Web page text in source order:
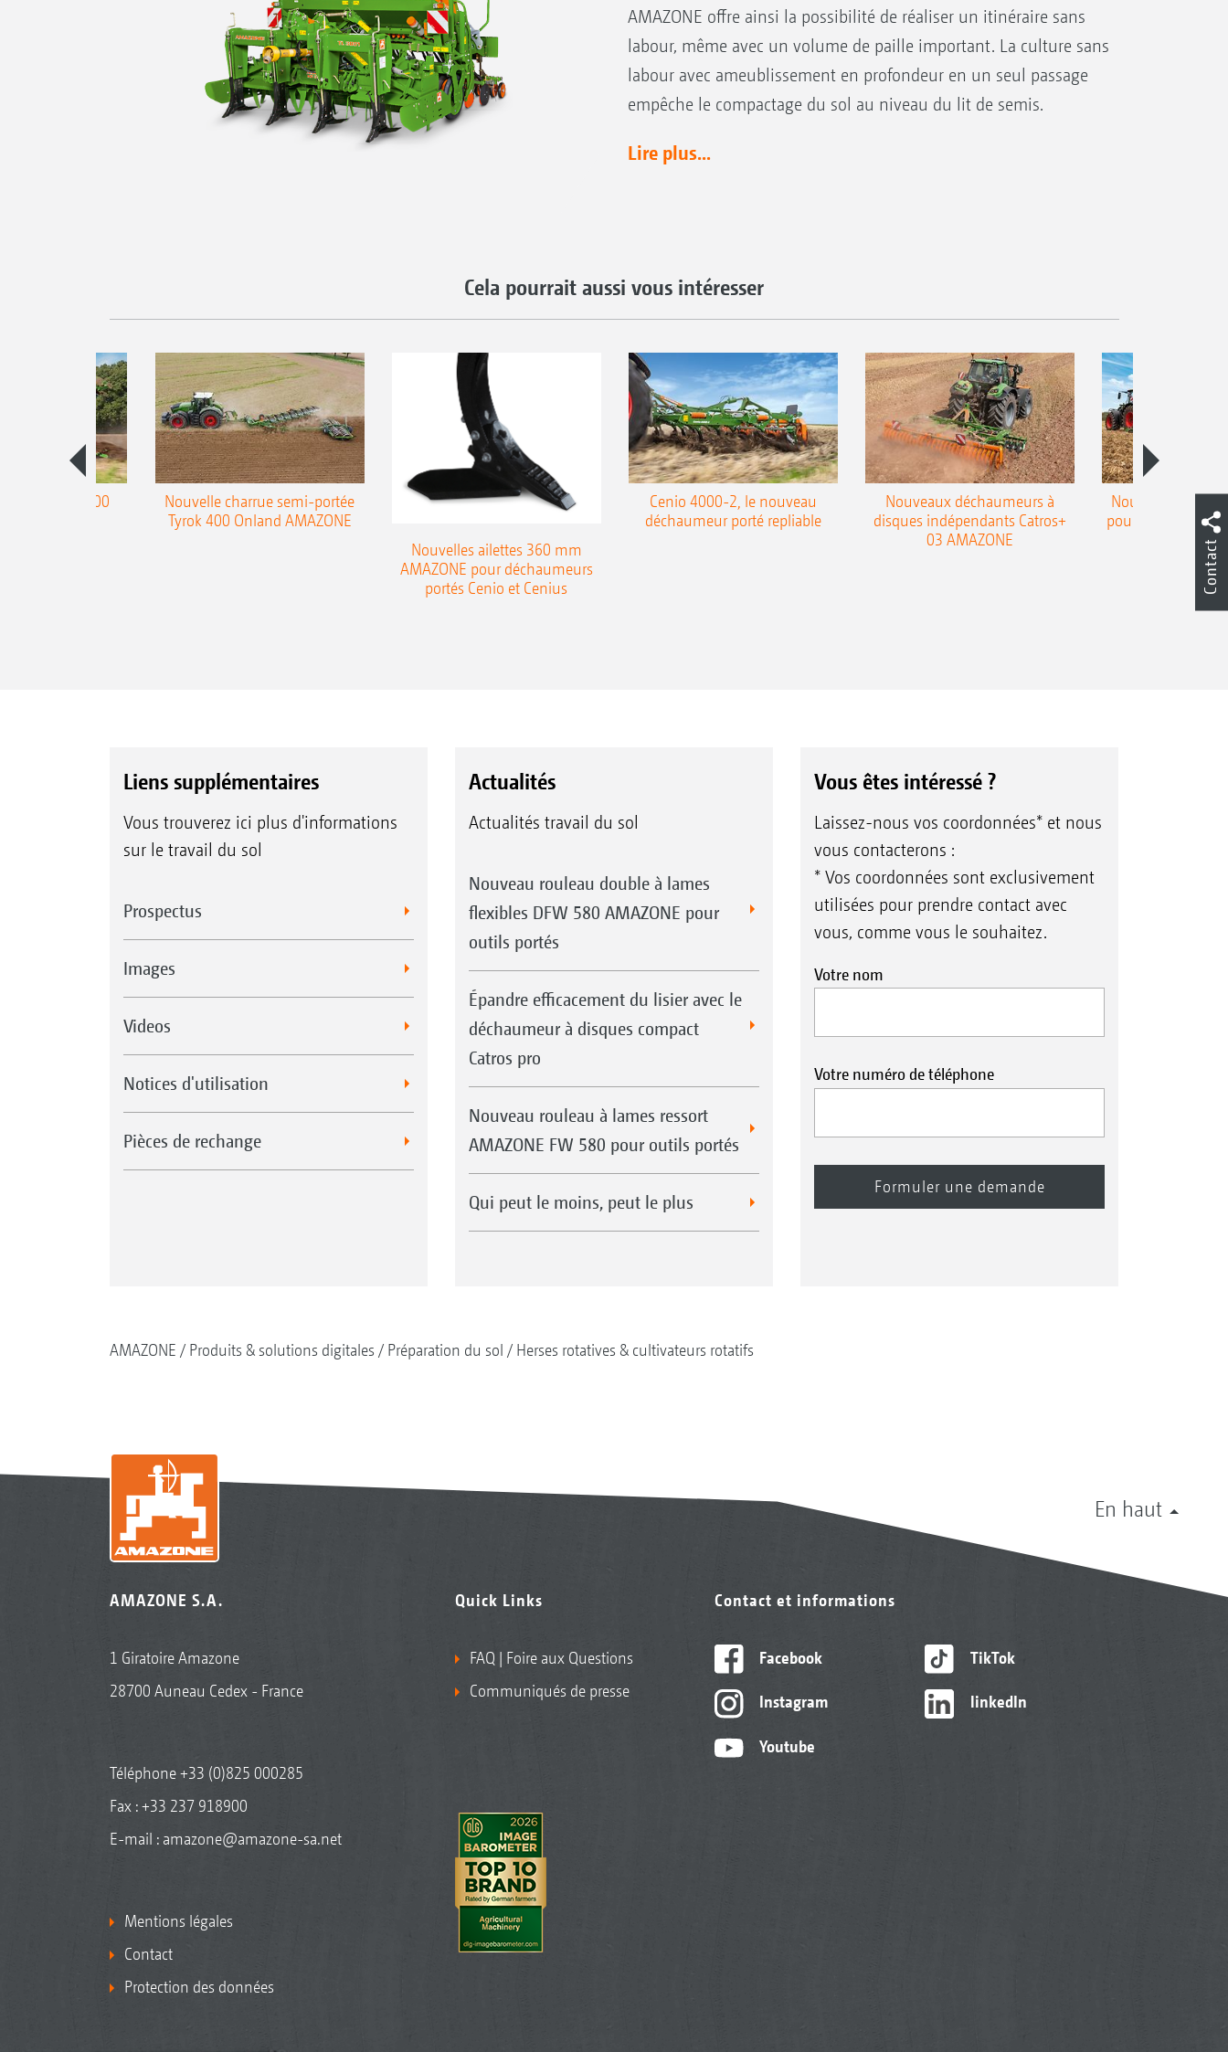
AMAZONE offre ainsi la possibilité de réaliser un itinéraire sans
labour, même avec un volume de paille important. La culture sans
labour avec ameublissement en profondeur en un seul passage
empêche le compactage du sol au niveau du lit de semis.
Lire plus...
Cela pourrait aussi vous intéresser
Teres 300
Nouvelle charrue semi-portée
Tyrok 400 Onland AMAZONE
Nouvelles ailettes 360 mm
AMAZONE pour déchaumeurs
portés Cenio et Cenius
Cenio 4000-2, le nouveau
déchaumeur porté repliable
Nouveaux déchaumeurs à
disques indépendants Catros+
03 AMAZONE
Nouvelle double
pour le
Cobra
Liens supplémentaires
Vous trouverez ici plus d'informations
sur le travail du sol
Prospectus
Images
Videos
Notices d'utilisation
Pièces de rechange
Actualités
Actualités travail du sol
Nouveau rouleau double à lames
flexibles DFW 580 AMAZONE pour
outils portés
Épandre efficacement du lisier avec le
déchaumeur à disques compact
Catros pro
Nouveau rouleau à lames ressort
AMAZONE FW 580 pour outils portés
Qui peut le moins, peut le plus
Vous êtes intéressé ?
Laissez-nous vos coordonnées* et nous
vous contacterons :
* Vos coordonnées sont exclusivement
utilisées pour prendre contact avec
vous, comme vous le souhaitez.
Votre nom
Votre numéro de téléphone
AMAZONE Produits & solutions digitales Préparation du sol Herses rotatives & cultivateurs rotatifs
En haut
AMAZONE S.A.
1 Giratoire Amazone
28700 Auneau Cedex - France
Téléphone+33 (0)825 000285
Fax : +33 237 918900
E-mail : amazone@amazone-sa.net
Mentions légales
Contact
Protection des données
Quick Links
FAQ | Foire aux Questions
Communiqués de presse
Contact et informations
Facebook
Instagram
Youtube
TikTok
linkedIn
Contact